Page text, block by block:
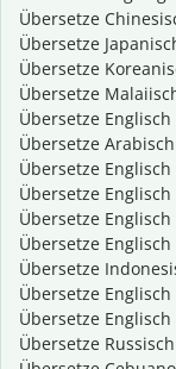
Übersetze
Übersetze
Übersetze
Übersetze
Übersetze
Übersetze
Übersetze
Übersetze
Übersetze
Übersetze
Übersetze
Übersetze
Übersetze
Übersetze